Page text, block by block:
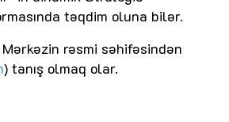
təqdim oluna bilər.
rəsmi səhifəsindən
) tanış olmaq olar.